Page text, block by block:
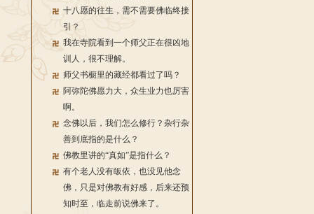
十八愿的往生，需不需要佛临终接
引？
我在寺院看到一个师父正在很凶地
训人，很不理解。
师父书橱里的藏经都看过了吗？
阿弥陀佛愿力大，众生业力也厉害
啊。
念佛以后，我们怎么修行？杂行杂
善到底指的是什么？
佛教里讲的“真如”是指什么？
有个老人没有皈依，也没见他念
佛，只是对佛教有好感，后来还预
知时至，临走前说佛来了。